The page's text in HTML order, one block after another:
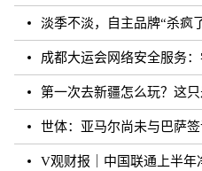
淡季不淡，自主品牌“杀疯了” 7
成都大运会网络安全服务
第一次去新疆怎么玩？这
世体：亚马尔尚未与巴萨签订续约
V观财报｜中国联通上半年净利